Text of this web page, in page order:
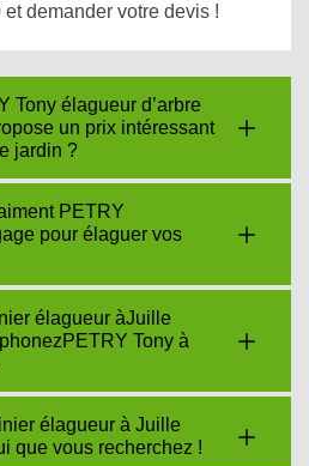
demander votre devis !
Tony élagueur d’arbre
un prix intéressant
jardin ?
PETRY
pour élaguer vos
élagueur àJuille
Tony à
élagueur à Juille
que vous recherchez !